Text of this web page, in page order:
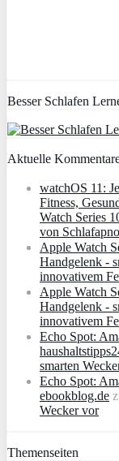
Besser Schlafen
Aktuelle
watchOS 11:
Fitness,
Watch Series
von
Apple Watch
Handgelenk -
innovativem
Apple Watch
Handgelenk -
innovativem
Echo Spot:
smarten
Echo Spot:
ebookblog.de
Wecker vor
Themenseiten